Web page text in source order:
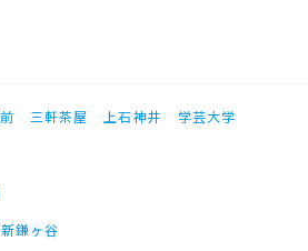
三軒茶屋 上石神井
学芸大学
新鎌ヶ谷